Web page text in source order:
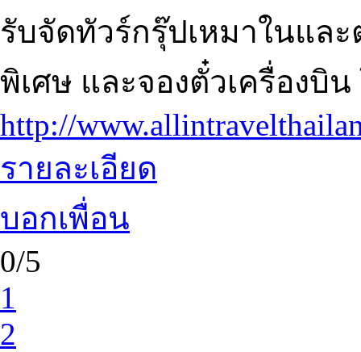
รับจัดทัวร์กรุ๊ปเหมาในแล
พิเศษ และจองตั๋วเครื่องบิ
http://
รายละเอียด
บอกเพื่อน
0/5
1
2